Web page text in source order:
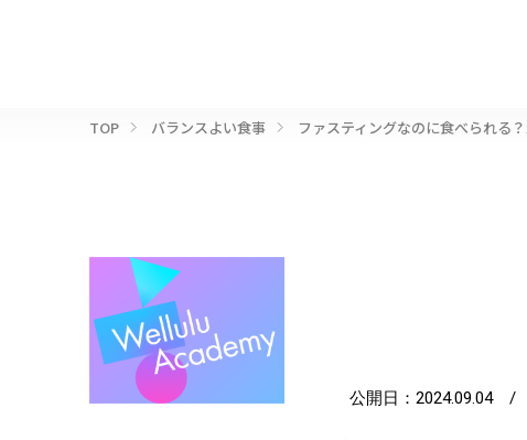
TOP バランスよい食事 ファスティングなのに食べられる
公開日：2024.09.04/